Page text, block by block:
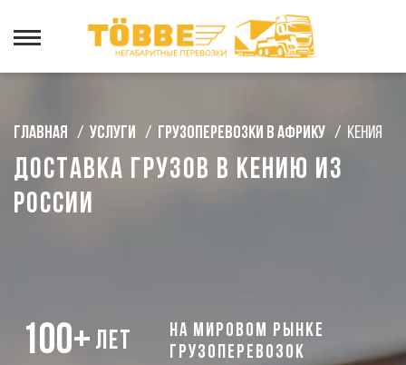
Главная / Услуги / Грузоперевозки в Африку / Кения
Доставка грузов в Кению из
России
100+ лет
на мировом рынке
грузоперевозок